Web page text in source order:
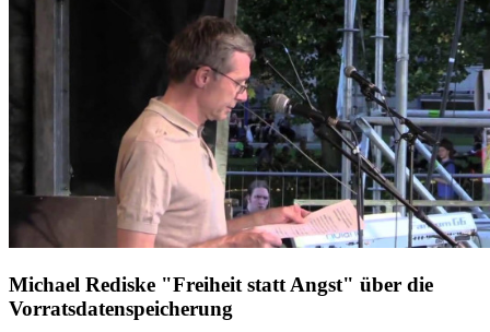
Michael Rediske "Freiheit statt Angst" über die
Vorratsdatenspeicherung